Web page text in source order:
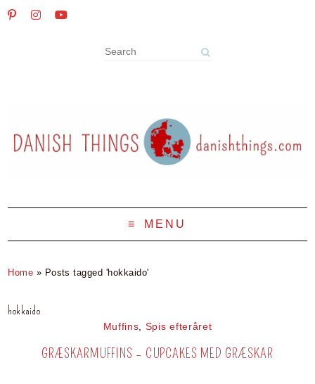
MENU
Home » Posts tagged 'hokkaido'
hokkaido
Muffins, Spis efteråret
GRÆSKARMUFFINS – CUPCAKES MED GRÆSKAR